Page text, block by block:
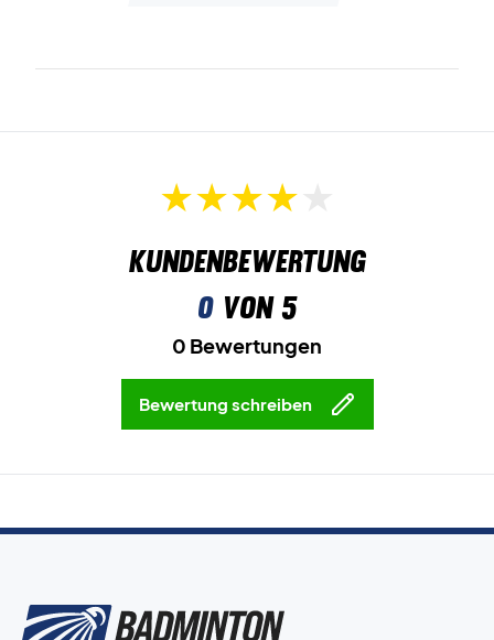
Kundenbewertung
0von 5
0 Bewertungen
Bewertung schreiben